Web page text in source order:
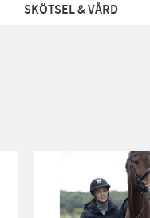
SKÖTSEL & VÅRD